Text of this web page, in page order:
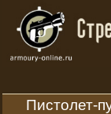
Пистолет-